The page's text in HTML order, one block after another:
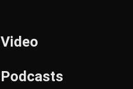
Video
Podcasts